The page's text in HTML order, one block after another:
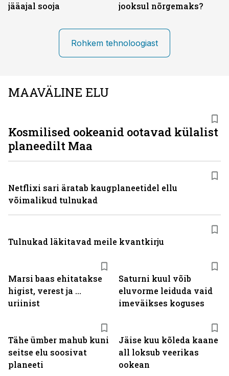
jääajal sooja
jooksul nõrgemaks?
Rohkem tehnoloogiast
MAAVÄLINE ELU
Marsi baas ehitatakse
higist, verest ja ...
uriinist
Saturni kuul võib
eluvorme leiduda vaid
imeväikses koguses
Tähe ümber mahub kuni
seitse elu soosivat
planeeti
Jäise kuu kõleda kaane
all loksub veerikas
ookean
Kosmilised ookeanid ootavad külalist
planeedilt Maa
Netflixi sari äratab kaugplaneetidel ellu
võimalikud tulnukad
Tulnukad läkitavad meile kvantkirju